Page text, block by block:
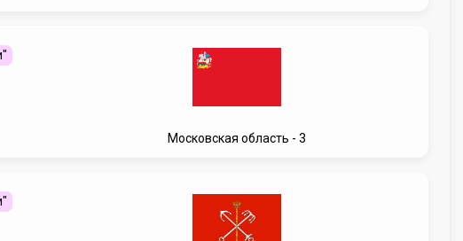
Московская область - 3